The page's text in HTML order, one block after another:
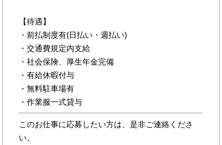
【待遇】
・前払制度有(日払い・週払い)
・交通費規定内支給
・社会保険、厚生年金完備
・有給休暇付与
・無料駐車場有
・作業服一式貸与
このお仕事に応募したい方は、是非ご連絡くださ
い。